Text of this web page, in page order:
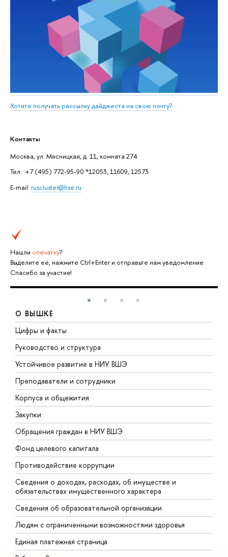
Хотите получать рассылку дайджеста на свою почту?
Контакты
Москва, ул. Мясницкая, д. 11, комната 274
Тел: +7 (495) 772-95-90 *12053, 11609, 12573
E-mail: ruscluster@hse.ru
Нашли опечатку?
Выделите её, нажмите Ctrl+Enter и отправьте нам уведомление.
Спасибо за участие!
О ВЫШКЕ
Цифры и факты
Руководство и структура
Устойчивое развитие в НИУ ВШЭ
Преподаватели и сотрудники
Корпуса и общежития
Закупки
Обращения граждан в НИУ ВШЭ
Фонд целевого капитала
Противодействие коррупции
Сведения о доходах, расходах, об имуществе и
обязательствах имущественного характера
Сведения об образовательной организации
Людям с ограниченными возможностями здоровья
Единая платежная страница